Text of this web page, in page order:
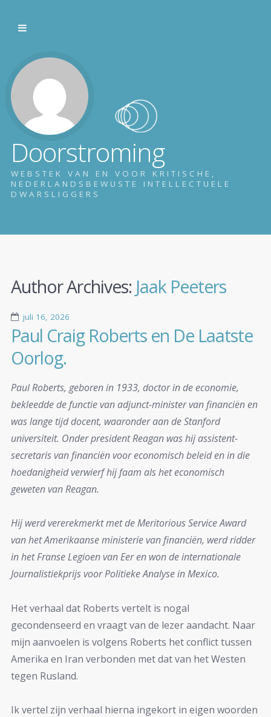
Doorstroming
WEBSTEK VAN EN VOOR KRITISCHE,
NEDERLANDSBEWUSTE INTELLECTUELE
DWARSLIGGERS
Author Archives: Jaak Peeters
juli 16, 2026
Paul Craig Roberts en De Laatste
Oorlog.
Paul Roberts, geboren in 1933, doctor in de economie,
bekleedde de functie van adjunct-minister van financiën en
was lange tijd docent, waaronder aan de Stanford
universiteit. Onder president Reagan was hij assistent-
secretaris van financiën voor economisch beleid en in die
hoedanigheid verwierf hij faam als het economisch
geweten van Reagan.
Hij werd vererekmerkt met de Meritorious Service Award
van het Amerikaanse ministerie van financiën, werd ridder
in het Franse Legioen van Eer en won de internationale
Journalistiekprijs voor Politieke Analyse in Mexico.
Het verhaal dat Roberts vertelt is nogal
gecondenseerd en vraagt van de lezer aandacht. Naar
mijn aanvoelen is volgens Roberts het conflict tussen
Amerika en Iran verbonden met dat van het Westen
tegen Rusland.
Ik vertel zijn verhaal hierna ingekort in eigen woorden